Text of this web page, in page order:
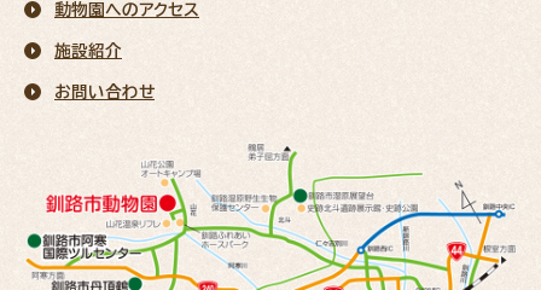
動物園へのアクセス
施設紹介
お問い合わせ